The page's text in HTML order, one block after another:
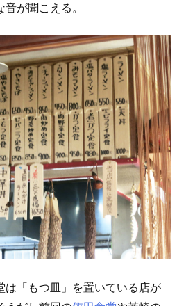
が聞こえる。
は「もつ皿」を置いている店が